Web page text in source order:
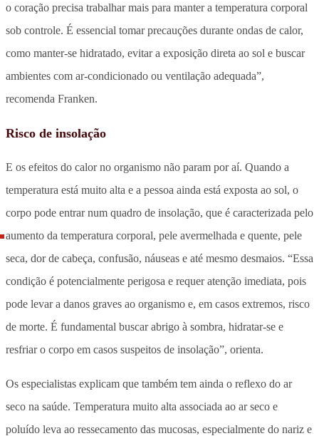
o coração precisa trabalhar mais para manter a temperatura corporal
sob controle. É essencial tomar precauções durante ondas de calor,
como manter-se hidratado, evitar a exposição direta ao sol e buscar
ambientes com ar-condicionado ou ventilação adequada”,
recomenda Franken.
Risco de insolação
E os efeitos do calor no organismo não param por aí. Quando a
temperatura está muito alta e a pessoa ainda está exposta ao sol, o
corpo pode entrar num quadro de insolação, que é caracterizada pelo
aumento da temperatura corporal, pele avermelhada e quente, pele
seca, dor de cabeça, confusão, náuseas e até mesmo desmaios. “Essa
condição é potencialmente perigosa e requer atenção imediata, pois
pode levar a danos graves ao organismo e, em casos extremos, risco
de morte. É fundamental buscar abrigo à sombra, hidratar-se e
resfriar o corpo em casos suspeitos de insolação”, orienta.
Os especialistas explicam que também tem ainda o reflexo do ar
seco na saúde. Temperatura muito alta associada ao ar seco e
poluído leva ao ressecamento das mucosas, especialmente do nariz e